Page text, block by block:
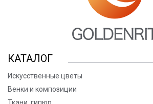
КАТАЛОГ
Искусственные цветы
Венки и композиции